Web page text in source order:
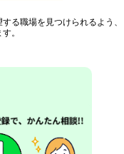
る職場を見つけられるよう、
。